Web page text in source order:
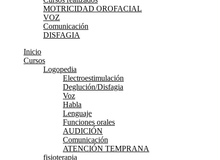
MOTRICIDAD OROFACIAL
VOZ
Comunicación
DISFAGIA
Inicio
Cursos
Logopedia
Electroestimulación
Deglución/Disfagia
Voz
Habla
Lenguaje
Funciones orales
AUDICIÓN
Comunicación
ATENCIÓN TEMPRANA
fisioterapia